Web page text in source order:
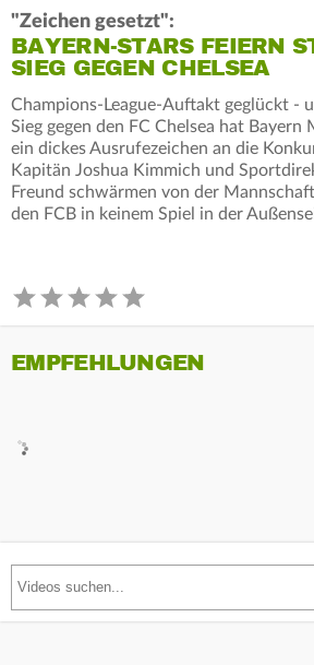
"Zeichen gesetzt":
BAYERN-STARS FEIERN
SIEG GEGEN CHELSEA
Champions-League-Auftakt geglückt -
Sieg gegen den FC Chelsea hat Bayern
ein dickes Ausrufezeichen an die
Kapitän Joshua Kimmich und
Freund schwärmen von der
den FCB in keinem Spiel in der
EMPFEHLUNGEN